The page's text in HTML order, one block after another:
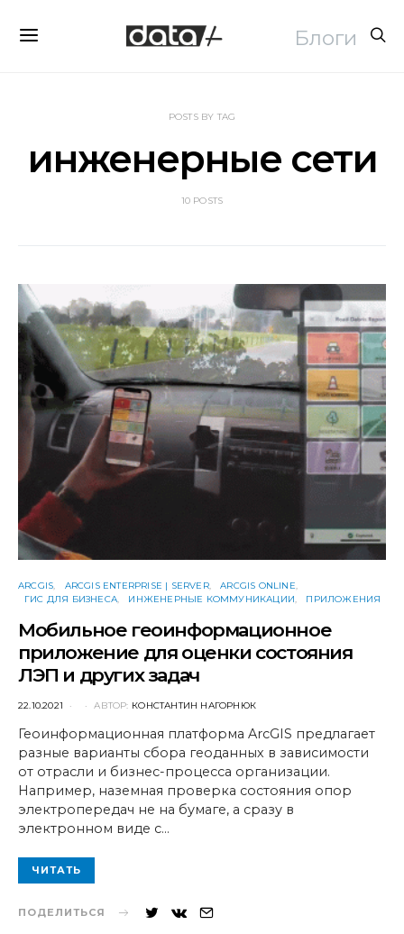
Блоги
POSTS BY TAG
инженерные сети
10 POSTS
ARCGIS ARCGIS ENTERPRISE | SERVER
ARCGIS ONLINE
ГИС ДЛЯ БИЗНЕСА
ИНЖЕНЕРНЫЕ КОММУНИКАЦИИ ПРИЛОЖЕНИЯ
Мобильное геоинформационное
приложение для оценки состояния
ЛЭП и других задач
POSTED
22.10.2021 АВТОР: КОНСТАНТИН НАГОРНЮК
Геоинформационная платформа ArcGIS предлагает
разные варианты сбора геоданных в зависимости
от отрасли и бизнес-процесса организации.
Например, наземная проверка состояния опор
электропередач не на бумаге, а сразу в
электронном виде с…
ЧИТАТЬ
ПОДЕЛИТЬСЯ